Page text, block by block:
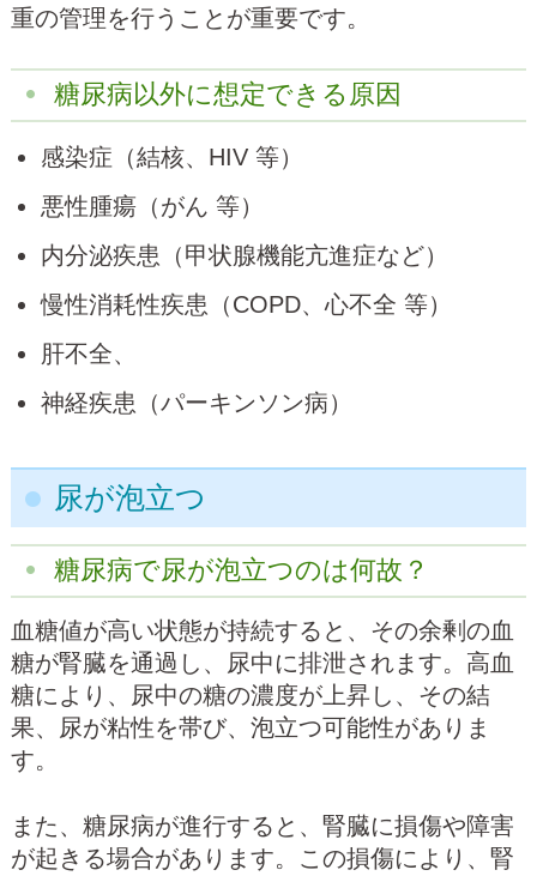
重の管理を行うことが重要です。
糖尿病以外に想定できる原因
感染症（結核、HIV 等）
悪性腫瘍（がん 等）
内分泌疾患（甲状腺機能亢進症など）
慢性消耗性疾患（COPD、心不全 等）
肝不全、
神経疾患（パーキンソン病）
尿が泡立つ
糖尿病で尿が泡立つのは何故？
血糖値が高い状態が持続すると、その余剰の血
糖が腎臓を通過し、尿中に排泄されます。高血
糖により、尿中の糖の濃度が上昇し、その結
果、尿が粘性を帯び、泡立つ可能性がありま
す。
また、糖尿病が進行すると、腎臓に損傷や障害
が起きる場合があります。この損傷により、腎